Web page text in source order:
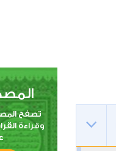
تصفح
وقراءة